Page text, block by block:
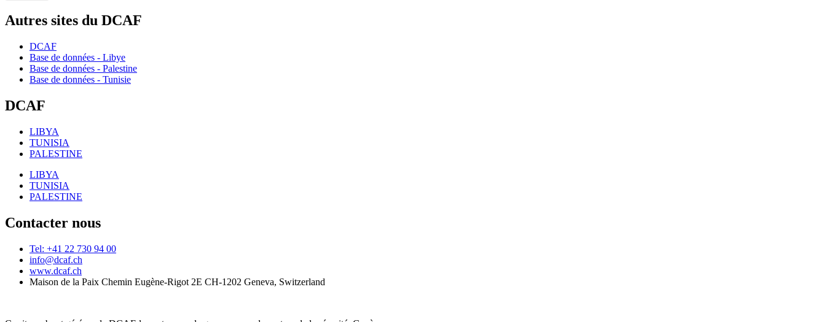
Autres sites du DCAF
DCAF
Base de données - Libye
Base de données - Palestine
Base de données - Tunisie
DCAF
LIBYA
TUNISIA
PALESTINE
LIBYA
TUNISIA
PALESTINE
Contacter nous
Tel: +41 22 730 94 00
info@dcaf.ch
www.dcaf.ch
Maison de la Paix Chemin Eugène-Rigot 2E CH-1202 Geneva, Switzerland